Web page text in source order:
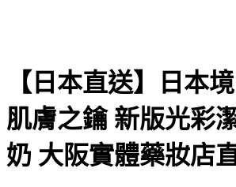
【日本直送】日本
肌膚之鑰 新版光彩
奶 大阪實體藥妝店